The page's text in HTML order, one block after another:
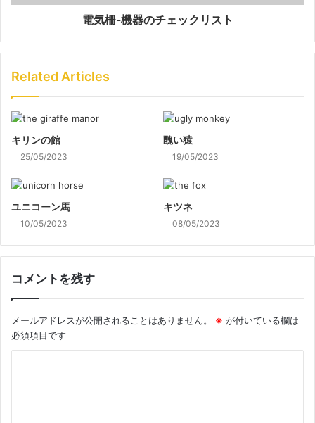
電気柵-機器のチェックリスト
Related Articles
キリンの館
25/05/2023
醜い猿
19/05/2023
ユニコーン馬
10/05/2023
キツネ
08/05/2023
コメントを残す
メールアドレスが公開されることはありません。 ※ が付いている欄は
必須項目です